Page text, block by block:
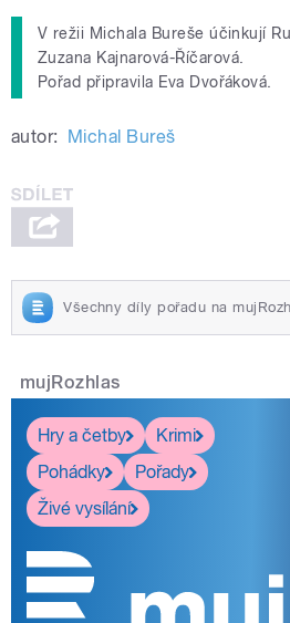
V režii Michala Bureše účinkují
Zuzana Kajnarová-Říčarová.
Pořad připravila Eva Dvořáková.
autor: Michal Bureš
Všechny díly pořadu na
mujRozhlas
Hry a četby
Krimi
Pohádky
Pořady
Živé vysílání